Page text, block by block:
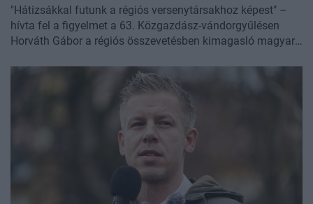
"Hátizsákkal futunk a régiós versenytársakhoz képest" –
hívta fel a figyelmet a 63. Közgazdász-vándorgyűlésen
Horváth Gábor a régiós összevetésben kimagasló magyar
szerint a kormánynak 300-400 milliárd forint körüli
adócsökkentési mozgástér állhatott rendelkezésére, de a
mostanáig bejelentett intézkedések hatására már 2026-ban